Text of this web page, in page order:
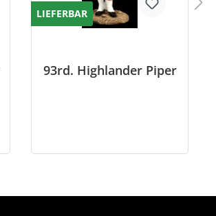
LIEFERBAR
93rd. Highlander Piper